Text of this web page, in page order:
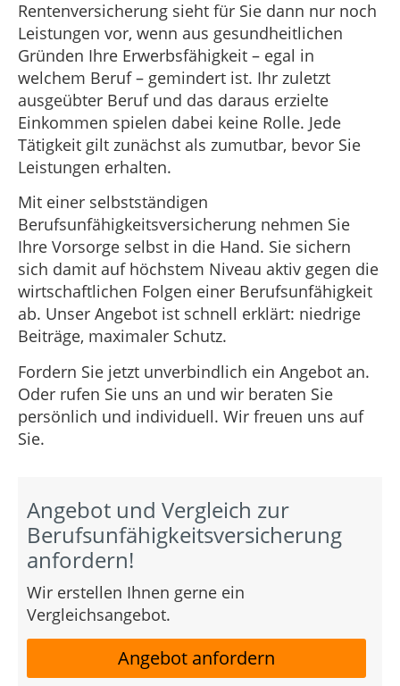
Rentenversicherung sieht für Sie dann nur noch
Leistungen vor, wenn aus gesundheitlichen
Gründen Ihre Erwerbsfähigkeit – egal in
welchem Beruf – gemindert ist. Ihr zuletzt
ausgeübter Beruf und das daraus erzielte
Einkommen spielen dabei keine Rolle. Jede
Tätigkeit gilt zunächst als zumutbar, bevor Sie
Leistungen erhalten.
Mit einer selbstständigen
Berufsunfähigkeitsversicherung nehmen Sie
Ihre Vorsorge selbst in die Hand. Sie sichern
sich damit auf höchstem Niveau aktiv gegen die
wirtschaftlichen Folgen einer Berufsunfähigkeit
ab. Unser Angebot ist schnell erklärt: niedrige
Beiträge, maximaler Schutz.
Fordern Sie jetzt unverbindlich ein Angebot an.
Oder rufen Sie uns an und wir beraten Sie
persönlich und individuell. Wir freuen uns auf
Sie.
Angebot und Vergleich zur
Berufsunfähigkeitsversicherung
anfordern!
Wir erstellen Ihnen gerne ein
Vergleichsangebot.
Angebot anfordern